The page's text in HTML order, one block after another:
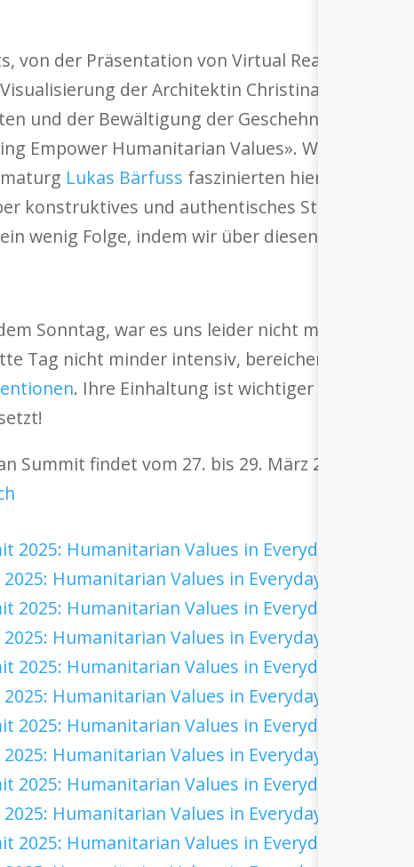
von der Präsentation von Virtual Reality in der
der Architektin Christina Zhang,
und der Bewältigung der Geschehnisse hat bis
Empower Humanitarian Values». Waad Al-
Lukas Bärfuss faszinierten hier mit
konstruktives und authentisches Storytelling
wenig Folge, indem wir über diesen so
Sonntag, war es uns leider nicht möglich,
Tag nicht minder intensiv, bereichernd und
. Ihre Einhaltung ist wichtiger denn je
Summit findet vom 27. bis 29. März 2026 statt.
Humanitarian Values in Everyday Action
Humanitarian Values in Everyday Action
Humanitarian Values in Everyday Action
Humanitarian Values in Everyday Action
Humanitarian Values in Everyday Action